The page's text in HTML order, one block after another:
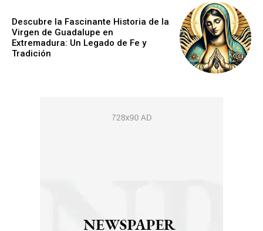
Descubre la Fascinante Historia de la
Virgen de Guadalupe en
Extremadura: Un Legado de Fe y
Tradición